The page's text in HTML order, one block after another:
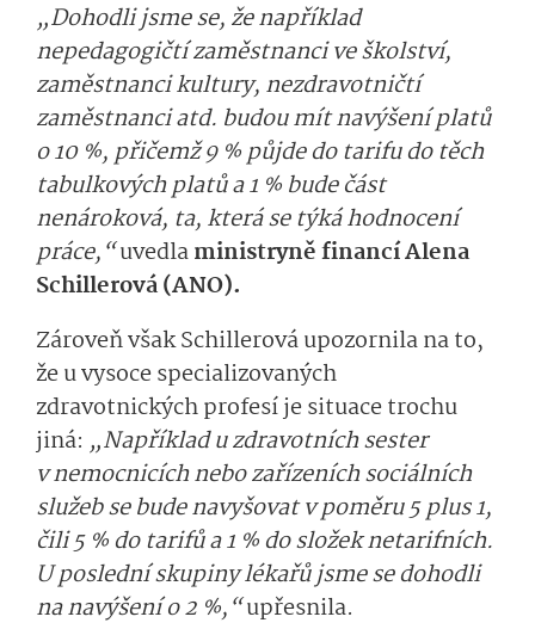
„Dohodli jsme se, že například
nepedagogičtí zaměstnanci ve školství,
zaměstnanci kultury, nezdravotničtí
zaměstnanci atd. budou mít navýšení platů
o 10 %, přičemž 9 % půjde do tarifu do těch
tabulkových platů a 1 % bude část
nenároková, ta, která se týká hodnocení
práce,“uvedlaministryně financí Alena
Schillerová (ANO).
Zároveň však Schillerová upozornila na to,
že u vysoce specializovaných
zdravotnických profesí je situace trochu
jiná: „Například u zdravotních sester
v nemocnicích nebo zařízeních sociálních
služeb se bude navyšovat v poměru 5 plus 1,
čili 5 % do tarifů a 1 % do složek netarifních.
U poslední skupiny lékařů jsme se dohodli
na navýšení o 2 %,“upřesnila.